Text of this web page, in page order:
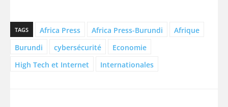
TAGS Africa Press Africa Press-Burundi
Afrique
Burundi
cybersécurité
Economie
High Tech et Internet
Internationales